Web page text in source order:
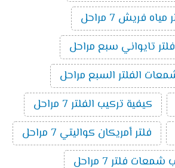
مياه فريش 7 مراحل
تايواني سبع مراحل
الفلتر السبع مراحل
كيفية تركيب الفلتر 7 مراحل
فلتر أمريكان كواليتي 7 مراحل
فلتر 7 مراحل